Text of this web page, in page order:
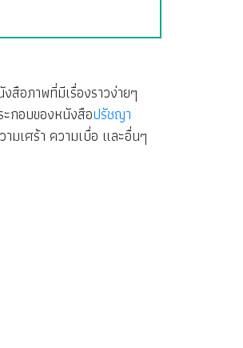
อภาพที่มีเรื่องราวง่ายๆ
กอบของหนังสือปรัชญา
มเศร้า ความเบื่อ และอื่นๆ